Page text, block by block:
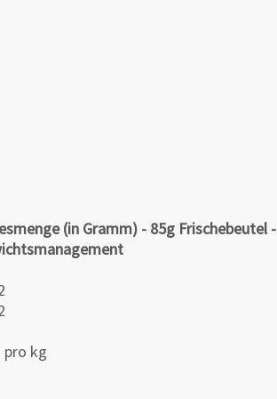
(in Gramm) - 85g Frischebeutel -
pro kg